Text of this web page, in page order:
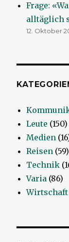
Frage:
alltäglich
12. Oktober
Leute (150)
Medien
Reisen (59)
Technik
Varia (86)
Wirtschaft